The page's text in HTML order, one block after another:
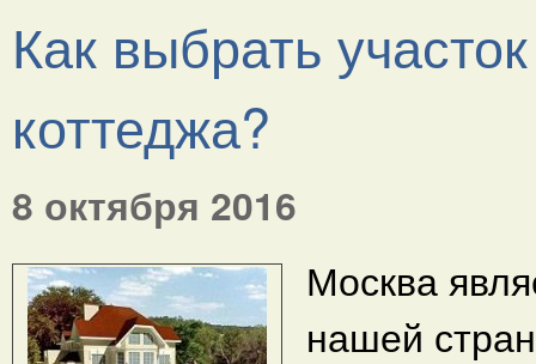
Как выбрать
коттеджа?
8 октября 2016
Москва
нашей